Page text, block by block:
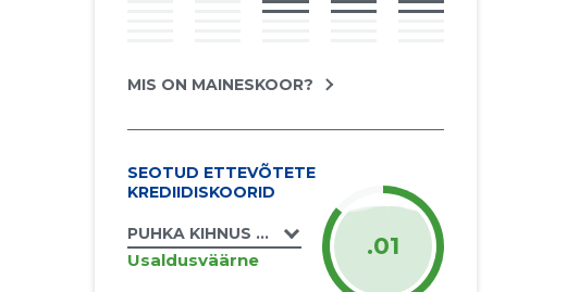
MIS ON MAINESKOOR?
SEOTUD ETTEVÕTETE
KREDIIDISKOORID
PUHKA KIHNUS OÜ
Usaldusväärne .01